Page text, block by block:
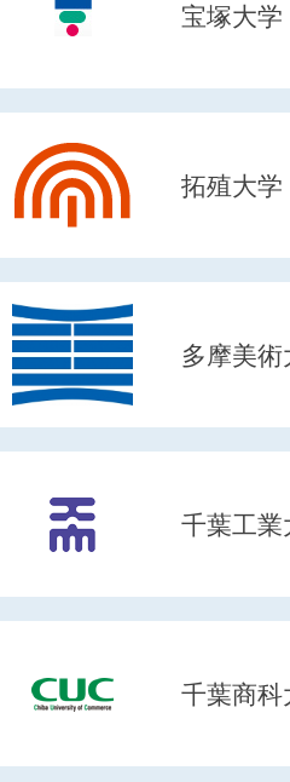
宝塚大学
拓殖大学
多摩美術
千葉工業
千葉商科